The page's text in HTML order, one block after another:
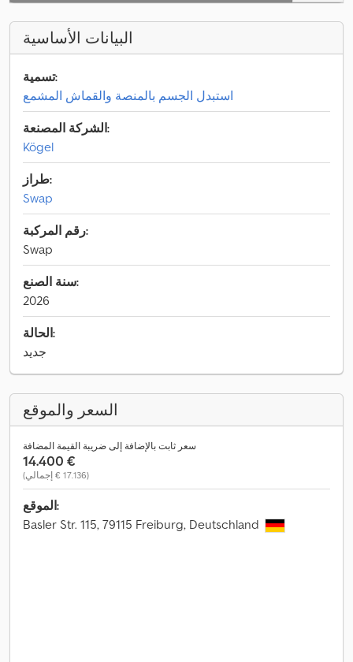
البيانات الأساسية
تسمية:
استبدل الجسم بالمنصة والقماش المشمع
الشركة المصنعة:
Kögel
طراز:
Swap
رقم المركبة:
Swap
سنة الصنع:
2026
الحالة:
جديد
السعر والموقع
سعر ثابت بالإضافة إلى ضريبة القيمة المضافة
‏14.400 €
(‏17.136 € إجمالي)
الموقع:
Basler Str. 115, 79115 Freiburg, Deutschland